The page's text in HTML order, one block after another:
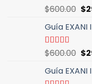
Valorado
con
5
$600.00 El
$
Guía
Valorado
con
5
$600.00 El
$
Guía